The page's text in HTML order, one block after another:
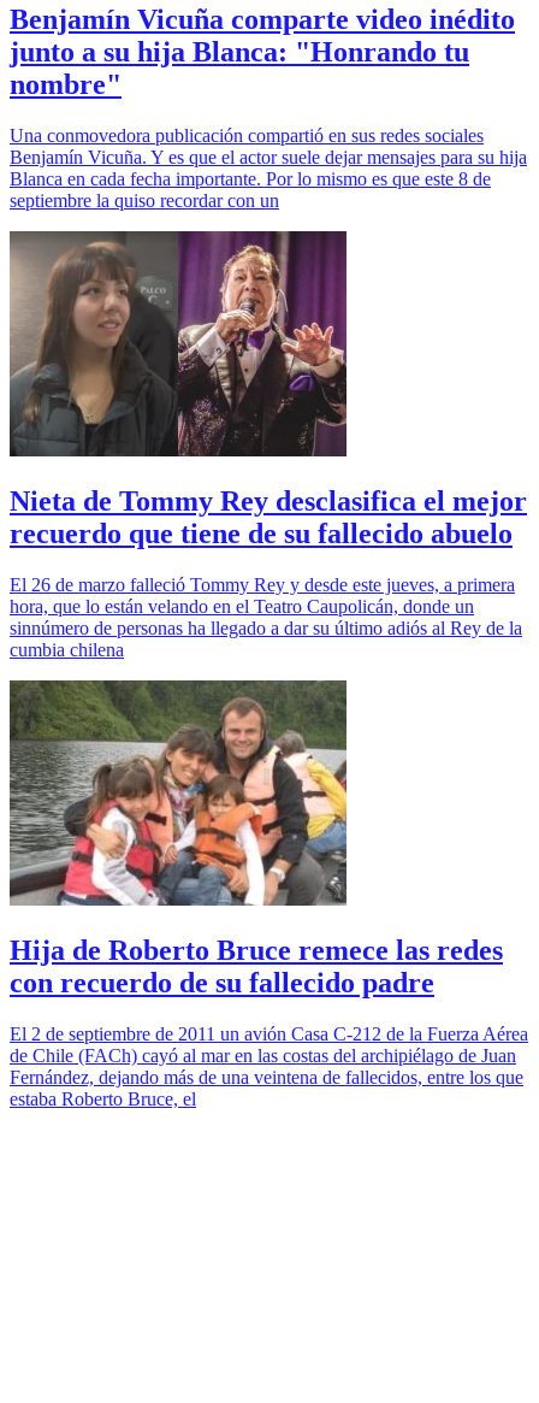
Benjamín Vicuña comparte video inédito
junto a su hija Blanca: "Honrando tu
nombre"
Una conmovedora publicación compartió en sus redes sociales
Benjamín Vicuña. Y es que el actor suele dejar mensajes para su hija
Blanca en cada fecha importante. Por lo mismo es que este 8 de
septiembre la quiso recordar con un
Nieta de Tommy Rey desclasifica el mejor
recuerdo que tiene de su fallecido abuelo
El 26 de marzo falleció Tommy Rey y desde este jueves, a primera
hora, que lo están velando en el Teatro Caupolicán, donde un
sinnúmero de personas ha llegado a dar su último adiós al Rey de la
cumbia chilena
Hija de Roberto Bruce remece las redes
con recuerdo de su fallecido padre
El 2 de septiembre de 2011 un avión Casa C-212 de la Fuerza Aérea
de Chile (FACh) cayó al mar en las costas del archipiélago de Juan
Fernández, dejando más de una veintena de fallecidos, entre los que
estaba Roberto Bruce, el